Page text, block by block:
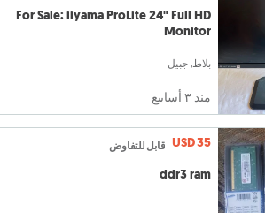
For Sale: iiyama ProLite 24" Full HD
Monitor
بلاط, جبيل
منذ ٣ أسابيع
USD 35 قابل للتفاوض
ddr3 ram